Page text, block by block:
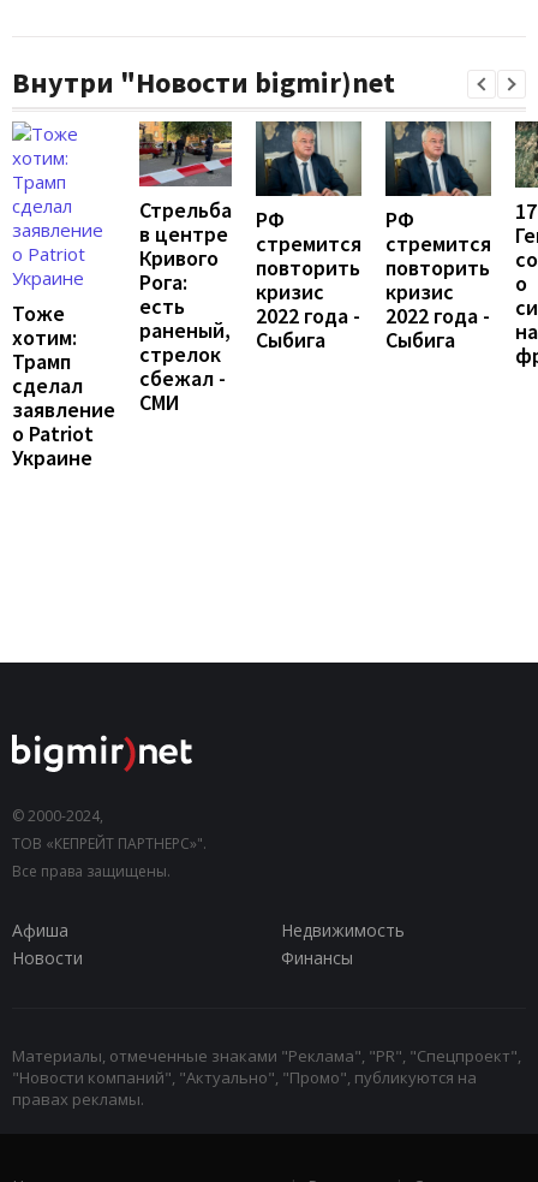
Внутри "Новости bigmir)net
Тоже
хотим:
Трамп
сделал
заявление
о Patriot
Украине
Стрельба
в центре
Кривого
Рога:
есть
раненый,
стрелок
сбежал -
СМИ
РФ
стремится
повторить
кризис
2022 года -
Сыбига
РФ
стремится
повторить
кризис
2022 года -
Сыбига
о
на
© 2000-2024,
ТОВ «КЕПРЕЙТ ПАРТНЕРС»".
Все права защищены.
Афиша
Недвижимость
Новости
Финансы
Материалы, отмеченные знаками "Реклама", "PR", "Спецпроект",
"Новости компаний", "Актуально", "Промо", публикуются на
правах рекламы.